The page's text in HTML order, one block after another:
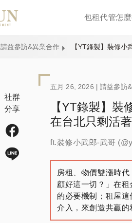
包租代管怎
請益參訪&異業合作 【YT錄製】裝修小
五月 26, 2026 |請益參訪
【YT錄製】
在台北只剩活
ft.裝修小武郎-武哥
房租、物價雙漲時
顧好這一切？」在
的必要機制；租屋
介入，來創造共贏
社群
分享